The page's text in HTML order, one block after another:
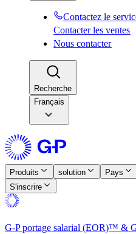
Contactez le
Contacter les ventes​​
Nous contacter​​
Recherche​​
Français
Produits​​ solution​​ Pays​​
S'inscrire​​
G-P portage salarial (EOR)™ &